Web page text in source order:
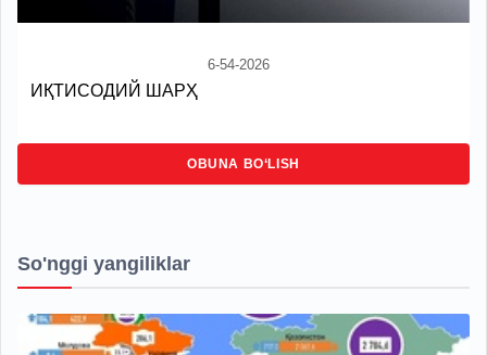
6-54-2026
ИҚТИСОДИЙ ШАРҲ
OBUNA BO‘LISH
So'nggi yangiliklar